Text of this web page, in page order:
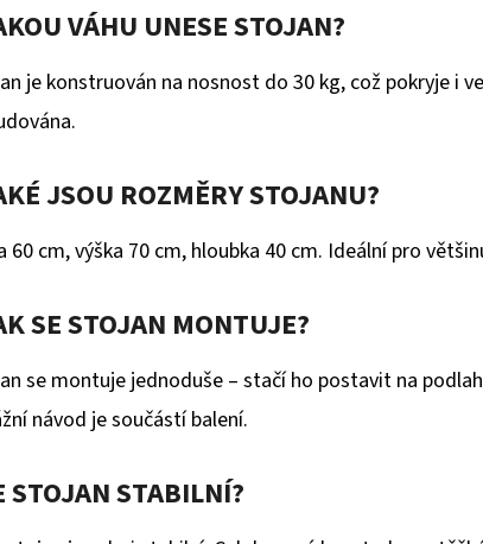
VÁHU UNESE STOJAN?
je konstruován na nosnost do 30 kg, což pokryje i
JSOU ROZMĚRY STOJANU?
60 cm, výška 70 cm, hloubka 40 cm. Ideální pro
SE STOJAN MONTUJE?
se montuje jednoduše – stačí ho postavit na
návod je součástí balení.
STOJAN STABILNÍ?